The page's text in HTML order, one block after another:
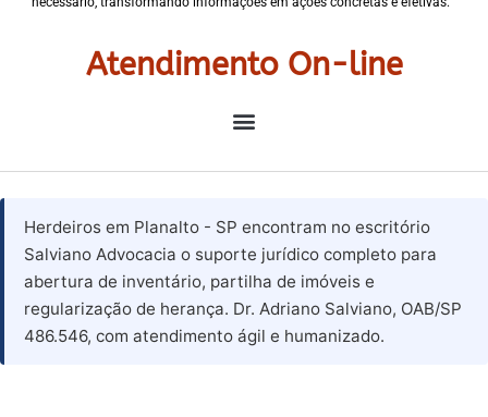
Atendimento On-line
Herdeiros em Planalto - SP encontram no escritório
Salviano Advocacia o suporte jurídico completo para
abertura de inventário, partilha de imóveis e
regularização de herança. Dr. Adriano Salviano, OAB/SP
486.546, com atendimento ágil e humanizado.